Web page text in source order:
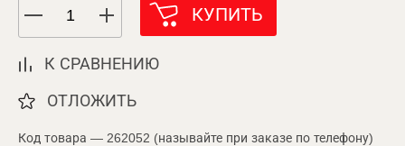
КУПИТЬ
К СРАВНЕНИЮ
ОТЛОЖИТЬ
Код товара — 262052 (называйте при заказе по телефону)